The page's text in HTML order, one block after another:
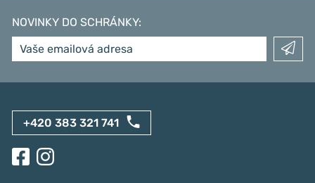
NOVINKY DO SCHRÁNKY:
+420 383 321 741